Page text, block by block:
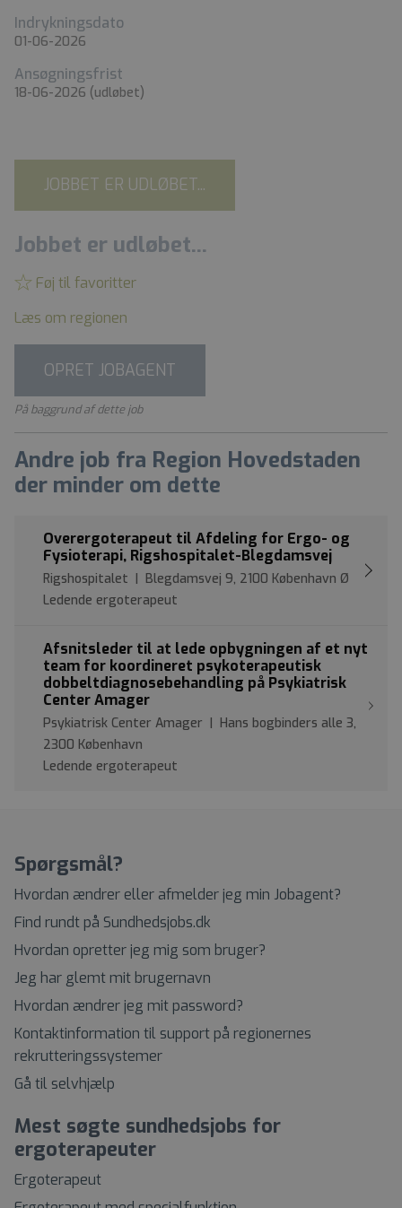
Indrykningsdato
01-06-2026
Ansøgningsfrist
18-06-2026 (udløbet)
JOBBET ER UDLØBET...
Jobbet er udløbet...
Føj til favoritter
Læs om regionen
OPRET JOBAGENT
På baggrund af dette job
Andre job fra Region Hovedstaden
der minder om dette
Overergoterapeut til Afdeling for Ergo- og
Fysioterapi, Rigshospitalet-Blegdamsvej
Rigshospitalet | Blegdamsvej 9, 2100 København Ø
Ledende ergoterapeut
Afsnitsleder til at lede opbygningen af et nyt
team for koordineret psykoterapeutisk
dobbeltdiagnosebehandling på Psykiatrisk
Center Amager
Psykiatrisk Center Amager | Hans bogbinders alle 3,
2300 København
Ledende ergoterapeut
Spørgsmål?
Hvordan ændrer eller afmelder jeg min Jobagent?
Find rundt på Sundhedsjobs.dk
Hvordan opretter jeg mig som bruger?
Jeg har glemt mit brugernavn
Hvordan ændrer jeg mit password?
Kontaktinformation til support på regionernes
rekrutteringssystemer
Gå til selvhjælp
Mest søgte sundhedsjobs for
ergoterapeuter
Ergoterapeut